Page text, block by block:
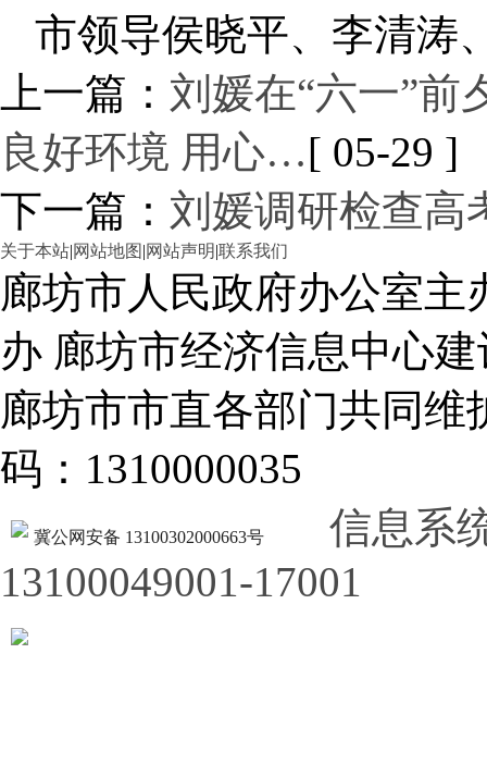
市领导侯晓平、李清涛
上一篇： 刘媛在“六一”前
良好环境 用心…[ 05-29 ]
下一篇： 刘媛调研检查高
关于本站|网站地图 |网站声明|联系我们
廊坊市人民政府办公室
办 廊坊市经济信息中心建
廊坊市市直各部门共同
码：1310000035
冀公网安备 13100302000663号
信息系
13100049001-17001